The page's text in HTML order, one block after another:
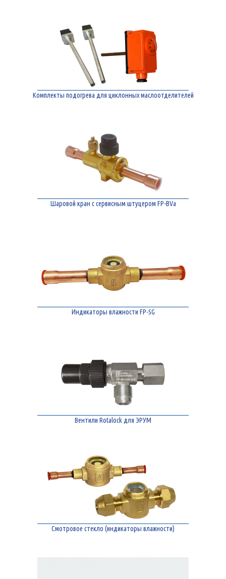
Комплекты подогрева для циклонных маслоотделителей
Шаровой кран с сервисным штуцером FP-BVa
Индикаторы влажности FP-SG
Вентили Rotalock для ЭРУМ
Смотровое стекло (индикаторы влажности)